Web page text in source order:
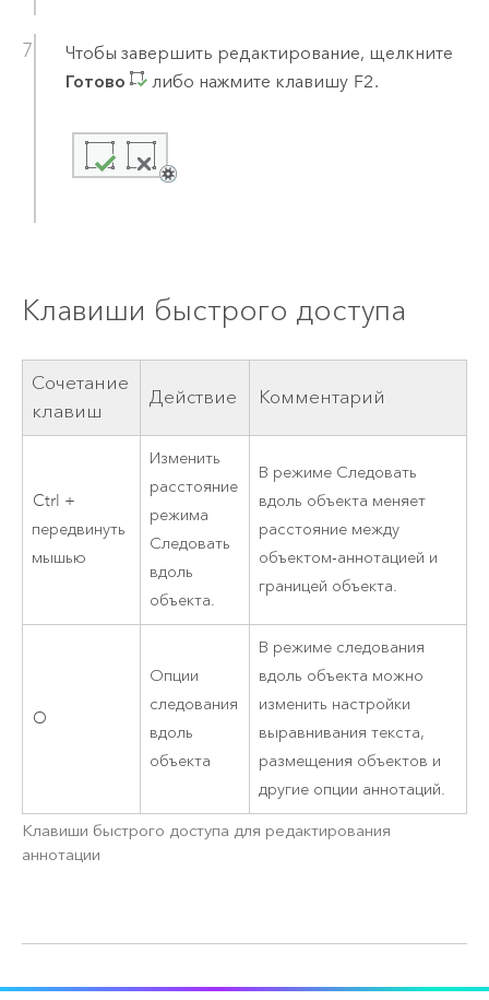
Чтобы завершить редактирование, щелкните
Готово
либо нажмите клавишу F2.
Клавиши быстрого доступа
Сочетание
клавиш
Действие Комментарий
Ctrl +
передвинуть
мышью
Изменить
расстояние
режима
Следовать
вдоль
объекта.
В режиме Следовать
вдоль объекта меняет
расстояние между
объектом-аннотацией и
границей объекта.
O
Опции
следования
вдоль
объекта
В режиме следования
вдоль объекта можно
изменить настройки
выравнивания текста,
размещения объектов и
другие опции аннотаций.
Клавиши быстрого доступа для редактирования
аннотации